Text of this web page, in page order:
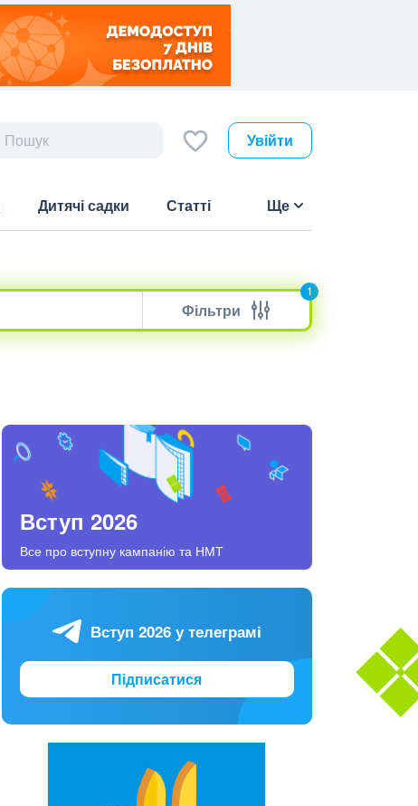
Увійти
Дитячі садки Статті Ще
Фільтри
1
Вступ 2026
Все про вступну кампанію та НМТ
Вступ 2026 у телеграмі
Підписатися